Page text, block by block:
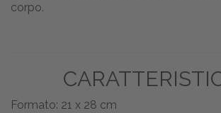
corpo.
Formato: 21 x 28 cm